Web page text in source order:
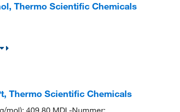
Thermo Scientific Chemicals
Thermo Scientific Chemicals
mol): 409.80 MDL-Nummer: